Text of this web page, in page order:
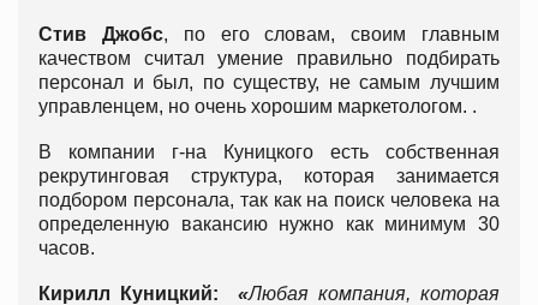
Стив Джобс, по его словам, своим главным
качеством считал умение правильно подбирать
персонал и был, по существу, не самым лучшим
управленцем, но очень хорошим маркетологом. .
В компании г-на Куницкого есть собственная
рекрутинговая структура, которая занимается
подбором персонала, так как на поиск человека на
определенную вакансию нужно как минимум 30
часов.
Кирилл Куницкий: «Любая компания, которая